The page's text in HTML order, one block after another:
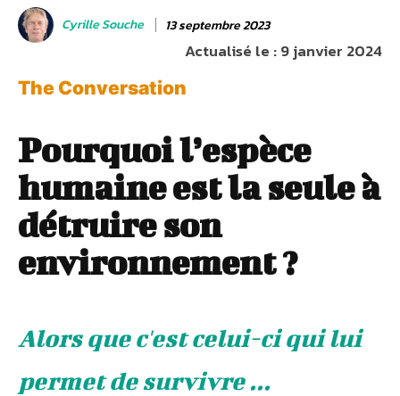
Cyrille Souche 13 septembre 2023
Actualisé le :9 janvier 2024
The Conversation
Pourquoi l’espèce
humaine est la seule à
détruire son
environnement ?
Alors que c'est celui-ci qui lui
permet de survivre ...